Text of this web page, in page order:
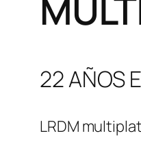
22 AÑOS
LRDM